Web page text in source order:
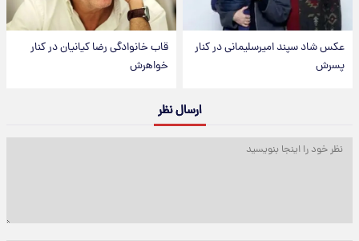
عکس شاد سپند امیرسلیمانی در کنار
پسرش
قاب خانوادگی رضا کیانیان در کنار
خواهرش
ارسال نظر